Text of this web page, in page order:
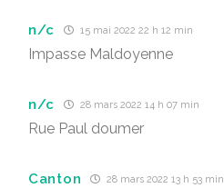
n/c 15 mai 2022 22 h 12 min
Impasse Maldoyenne
n/c 28 mars 2022 14 h 07 min
Rue Paul doumer
Canton 28 mars 2022 13 h 53 min